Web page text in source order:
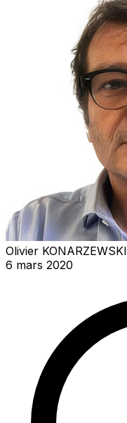
Olivier KONARZEWSKI
6 mars 2020